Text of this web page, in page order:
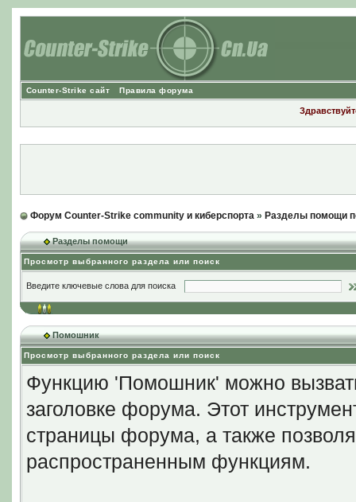
Counter-Strike сайт Правила форума
Форум Counter-Strike community и киберспорта» Разделы помощи
Разделы помощи
Просмотр выбранного раздела или поиск
Введите ключевые слова для поиска
Помошник
Просмотр выбранного раздела или поиск
Функцию 'Помошник' можно
заголовке форума. Этот
страницы форума, а также
распространенным функциям.